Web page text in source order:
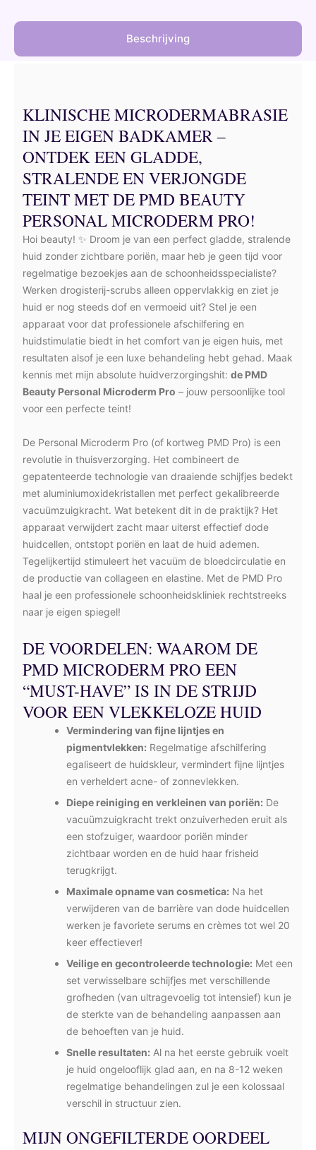
Beschrijving
KLINISCHE MICRODERMABRASIE
IN JE EIGEN BADKAMER –
ONTDEK EEN GLADDE,
STRALENDE EN VERJONGDE
TEINT MET DE PMD BEAUTY
PERSONAL MICRODERM PRO!
Hoi beauty! ✨ Droom je van een perfect gladde, stralende
huid zonder zichtbare poriën, maar heb je geen tijd voor
regelmatige bezoekjes aan de schoonheidsspecialiste?
Werken drogisterij-scrubs alleen oppervlakkig en ziet je
huid er nog steeds dof en vermoeid uit? Stel je een
apparaat voor dat professionele afschilfering en
huidstimulatie biedt in het comfort van je eigen huis, met
resultaten alsof je een luxe behandeling hebt gehad. Maak
kennis met mijn absolute huidverzorgingshit: de PMD
Beauty Personal Microderm Pro – jouw persoonlijke tool
voor een perfecte teint!
De Personal Microderm Pro (of kortweg PMD Pro) is een
revolutie in thuisverzorging. Het combineert de
gepatenteerde technologie van draaiende schijfjes bedekt
met aluminiumoxidekristallen met perfect gekalibreerde
vacuümzuigkracht. Wat betekent dit in de praktijk? Het
apparaat verwijdert zacht maar uiterst effectief dode
huidcellen, ontstopt poriën en laat de huid ademen.
Tegelijkertijd stimuleert het vacuüm de bloedcirculatie en
de productie van collageen en elastine. Met de PMD Pro
haal je een professionele schoonheidskliniek rechtstreeks
naar je eigen spiegel!
DE VOORDELEN: WAAROM DE
PMD MICRODERM PRO EEN
“MUST-HAVE” IS IN DE STRIJD
VOOR EEN VLEKKELOZE HUID
Vermindering van fijne lijntjes en
pigmentvlekken: Regelmatige afschilfering
egaliseert de huidskleur, vermindert fijne lijntjes
en verheldert acne- of zonnevlekken.
Diepe reiniging en verkleinen van poriën: De
vacuümzuigkracht trekt onzuiverheden eruit als
een stofzuiger, waardoor poriën minder
zichtbaar worden en de huid haar frisheid
terugkrijgt.
Maximale opname van cosmetica: Na het
verwijderen van de barrière van dode huidcellen
werken je favoriete serums en crèmes tot wel 20
keer effectiever!
Veilige en gecontroleerde technologie: Met een
set verwisselbare schijfjes met verschillende
grofheden (van ultragevoelig tot intensief) kun je
de sterkte van de behandeling aanpassen aan
de behoeften van je huid.
Snelle resultaten: Al na het eerste gebruik voelt
je huid ongelooflijk glad aan, en na 8-12 weken
regelmatige behandelingen zul je een kolossaal
verschil in structuur zien.
MIJN ONGEFILTERDE OORDEEL